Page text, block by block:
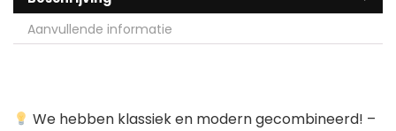
Aanvullende informatie
We hebben klassiek en modern gecombineerd! –